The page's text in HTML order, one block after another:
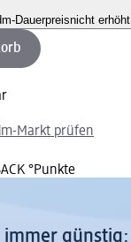
Dauerpreisnicht
Markt prüfen
°Punkte
immer günstig: